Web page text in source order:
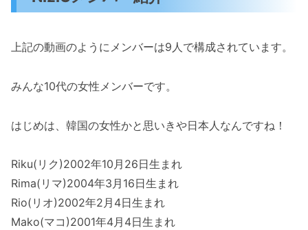
上記の動画のようにメンバーは9人で構成されています。
みんな10代の女性メンバーです。
はじめは、韓国の女性かと思いきや日本人なんですね！
Riku(リク)2002年10月26日生まれ
Rima(リマ)2004年3月16日生まれ
Rio(リオ)2002年2月4日生まれ
Mako(マコ)2001年4月4日生まれ